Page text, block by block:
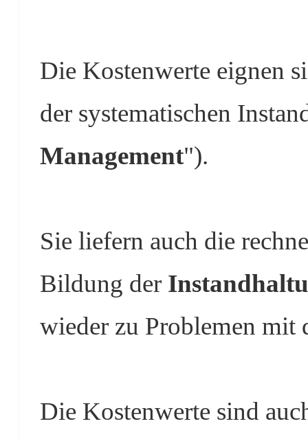
Die Kostenwerte eignen
der systematischen
Management").
Sie liefern auch die
Bildung der
wieder zu Problemen mit
Die Kostenwerte sind